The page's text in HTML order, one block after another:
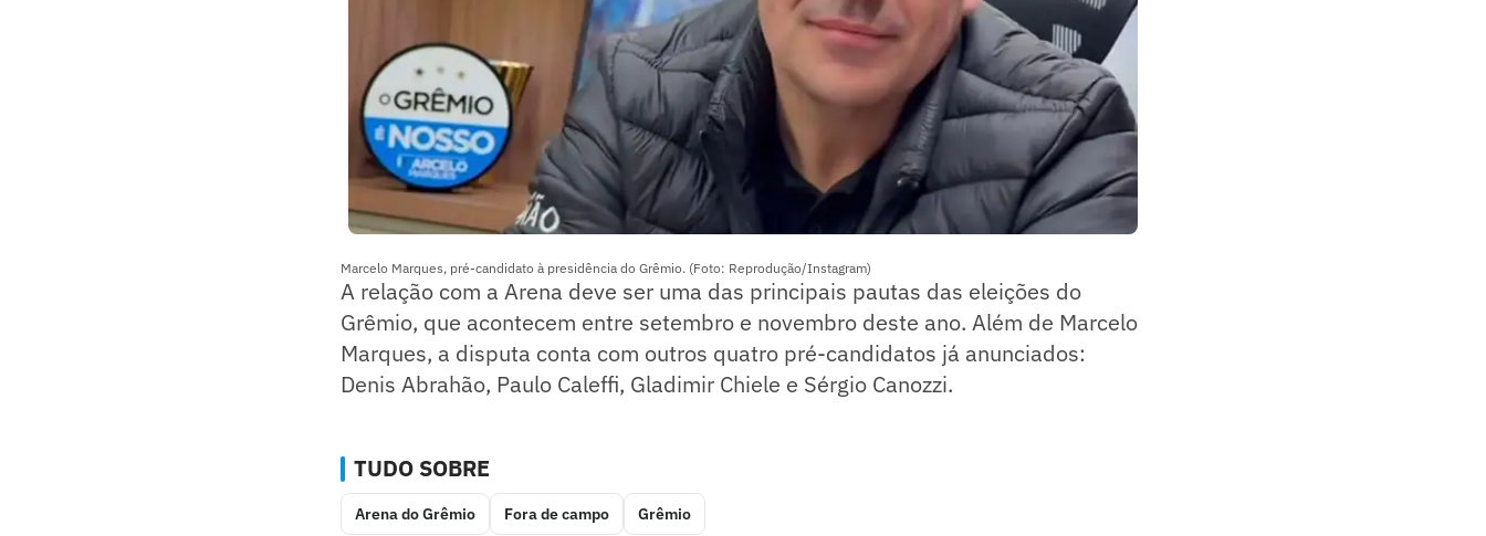
Marcelo Marques, pré-candidato à presidência do Grêmio. (Foto: Reprodução/Instagram)
A relação com a Arena deve ser uma das principais pautas das eleições do
Grêmio, que acontecem entre setembro e novembro deste ano. Além de Marcelo
Marques, a disputa conta com outros quatro pré-candidatos já anunciados:
Denis Abrahão, Paulo Caleffi, Gladimir Chiele e Sérgio Canozzi.
TUDO SOBRE
Arena do Grêmio Fora de campo Grêmio